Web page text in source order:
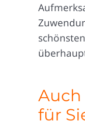
Auch
für